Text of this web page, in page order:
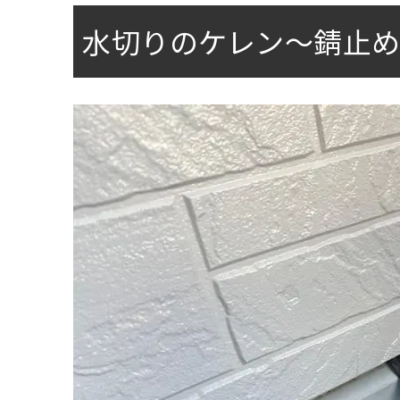
水切りのケレン〜錆止